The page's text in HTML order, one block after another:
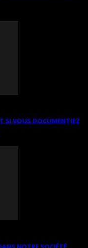
SI VOUS DOCUMENTIEZ